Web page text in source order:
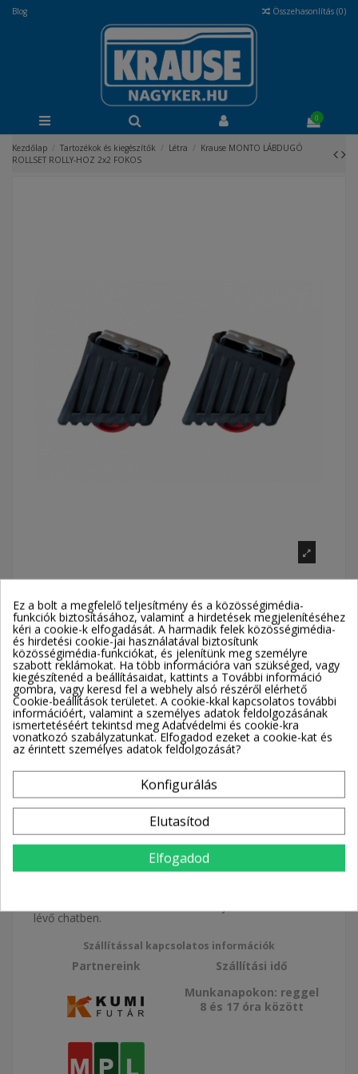
Blog Összehasonlítás (0)
0
Kezdőlap Tartozékok és kiegészítők Létra
Krause MONTO LÁBDUGÓ
ROLLSET ROLLY-HOZ 2x2 FOKOS
ROLLY-HOZ 2x2 FOKOS
Cikkszám 212412
Szállítási költség: 2 200 Ft
Elérhetőség: 2-3 munkanap
5 028 Ft
Adóval együtt
lévő chatben.
Szállítással kapcsolatos információk
Partnereink
Szállítási idő
Munkanapokon: reggel
8 és 17 óra között
Ez a bolt a megfelelő teljesítmény és a közösségimédia-
funkciók biztosításához, valamint a hirdetések megjelenítéséhez
kéri a cookie-k elfogadását. A harmadik felek közösségimédia-
és hirdetési cookie-jai használatával biztosítunk
közösségimédia-funkciókat, és jelenítünk meg személyre
szabott reklámokat. Ha több információra van szükséged, vagy
kiegészítenéd a beállításaidat, kattints a További információ
gombra, vagy keresd fel a webhely alsó részéről elérhető
Cookie-beállítások területet. A cookie-kkal kapcsolatos további
információért, valamint a személyes adatok feldolgozásának
ismertetéséért tekintsd meg Adatvédelmi és cookie-kra
vonatkozó szabályzatunkat. Elfogadod ezeket a cookie-kat és
az érintett személyes adatok feldolgozását?
Konfigurálás
Elutasítod
Elfogadod